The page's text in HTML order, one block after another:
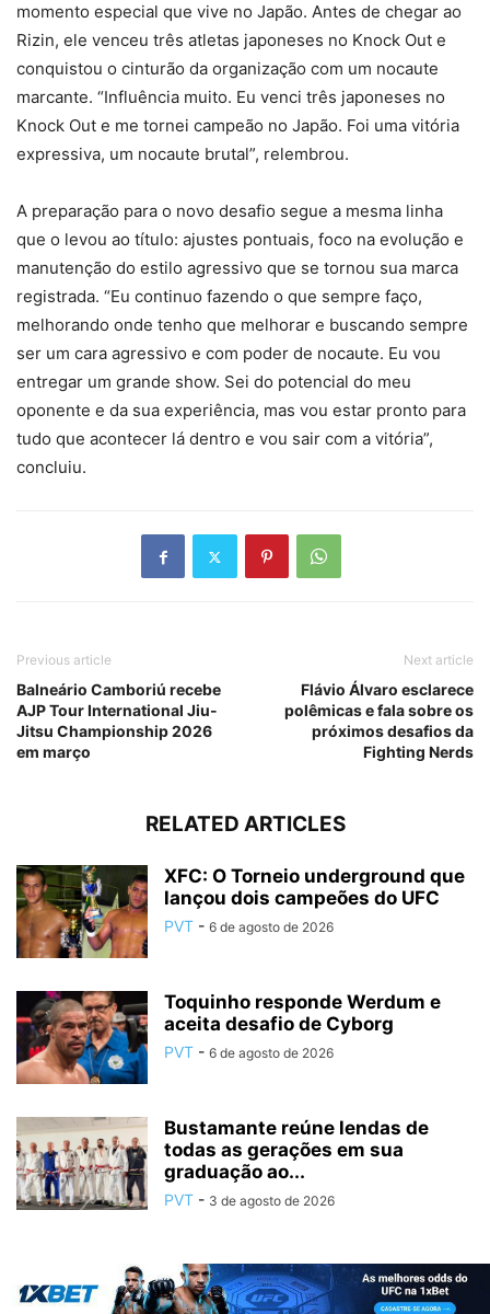
momento especial que vive no Japão. Antes de chegar ao
Rizin, ele venceu três atletas japoneses no Knock Out e
conquistou o cinturão da organização com um nocaute
marcante. “Influência muito. Eu venci três japoneses no
Knock Out e me tornei campeão no Japão. Foi uma vitória
expressiva, um nocaute brutal”, relembrou.
A preparação para o novo desafio segue a mesma linha
que o levou ao título: ajustes pontuais, foco na evolução e
manutenção do estilo agressivo que se tornou sua marca
registrada. “Eu continuo fazendo o que sempre faço,
melhorando onde tenho que melhorar e buscando sempre
ser um cara agressivo e com poder de nocaute. Eu vou
entregar um grande show. Sei do potencial do meu
oponente e da sua experiência, mas vou estar pronto para
tudo que acontecer lá dentro e vou sair com a vitória”,
concluiu.
Previous article
Balneário Camboriú recebe
AJP Tour International Jiu-
Jitsu Championship 2026
em março
Next article
Flávio Álvaro esclarece
polêmicas e fala sobre os
próximos desafios da
Fighting Nerds
RELATED ARTICLES
XFC: O Torneio underground que
lançou dois campeões do UFC
PVT - 6 de agosto de 2026
Toquinho responde Werdum e
aceita desafio de Cyborg
PVT - 6 de agosto de 2026
Bustamante reúne lendas de
todas as gerações em sua
graduação ao...
PVT - 3 de agosto de 2026